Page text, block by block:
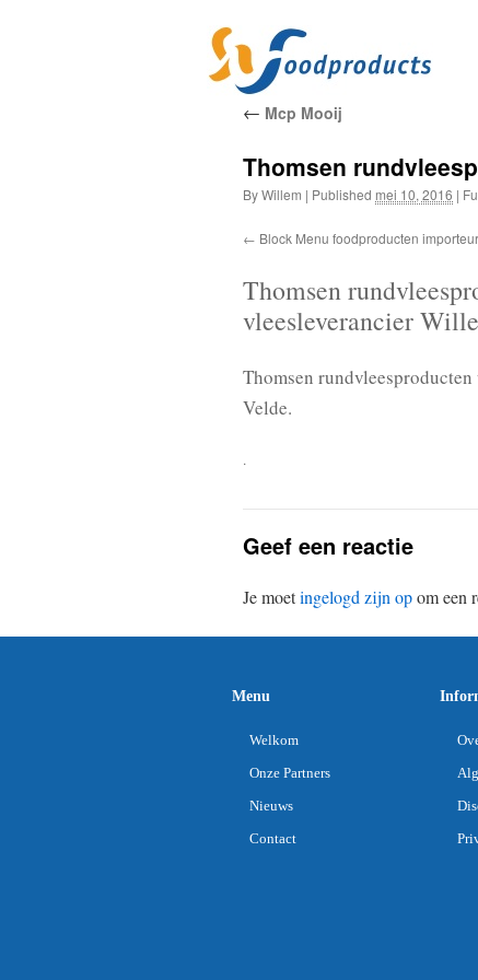
← Mcp Mooij
Thomsen
ByWillem | Published mei 10, 2016 |
Block Menu foodproducten
Thomsen
vleesleverancier
Thomsen
Velde.
.
Geef een reactie
Je moetingelogd zijn opom een
Menu
Welkom
Onze Partners
Nieuws
Contact